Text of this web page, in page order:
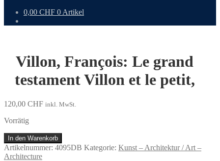
0,00 CHF 0 Artikel
Villon, François: Le grand
testament Villon et le petit,
120,00 CHF inkl. MwSt.
Vorrätig
Villon,
François:
Le
In den Warenkorb
Artikelnummer: 4095DB Kategorie: Kunst – Architektur / Art –
Architecture